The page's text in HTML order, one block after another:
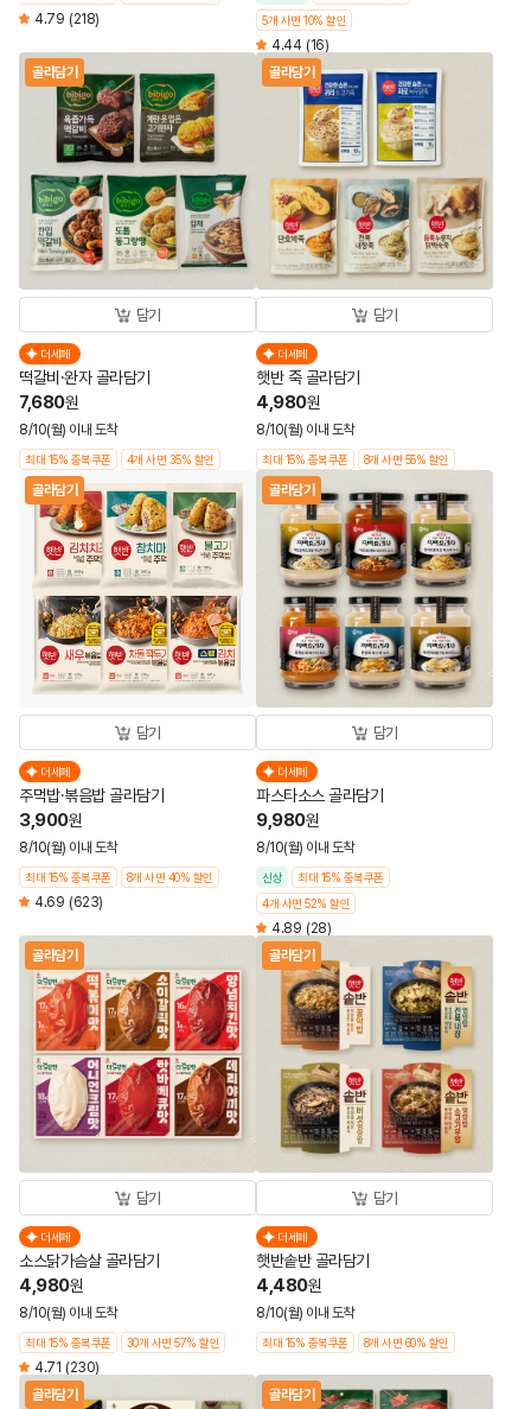
4.79 (218)
5개 사면 10% 할인
4.44 (16)
골라담기
담기
더세페
떡갈비·완자 골라담기
7,680원
8/10(월) 이내 도착
최대 15% 중복쿠폰 4개 사면 35% 할인
골라담기
담기
더세페
햇반 죽 골라담기
4,980원
8/10(월) 이내 도착
최대 15% 중복쿠폰 8개 사면 55% 할인
골라담기
담기
더세페
주먹밥·볶음밥 골라담기
3,900원
8/10(월) 이내 도착
최대 15% 중복쿠폰 8개 사면 40% 할인
4.69 (623)
골라담기
담기
더세페
파스타소스 골라담기
9,980원
8/10(월) 이내 도착
신상
최대 15% 중복쿠폰
4개 사면 52% 할인
4.89 (28)
골라담기
담기
더세페
소스닭가슴살 골라담기
4,980원
8/10(월) 이내 도착
최대 15% 중복쿠폰 30개 사면 57% 할인
4.71 (230)
골라담기
담기
더세페
햇반솥반 골라담기
4,480원
8/10(월) 이내 도착
최대 15% 중복쿠폰 8개 사면 60% 할인
골라담기 골라담기